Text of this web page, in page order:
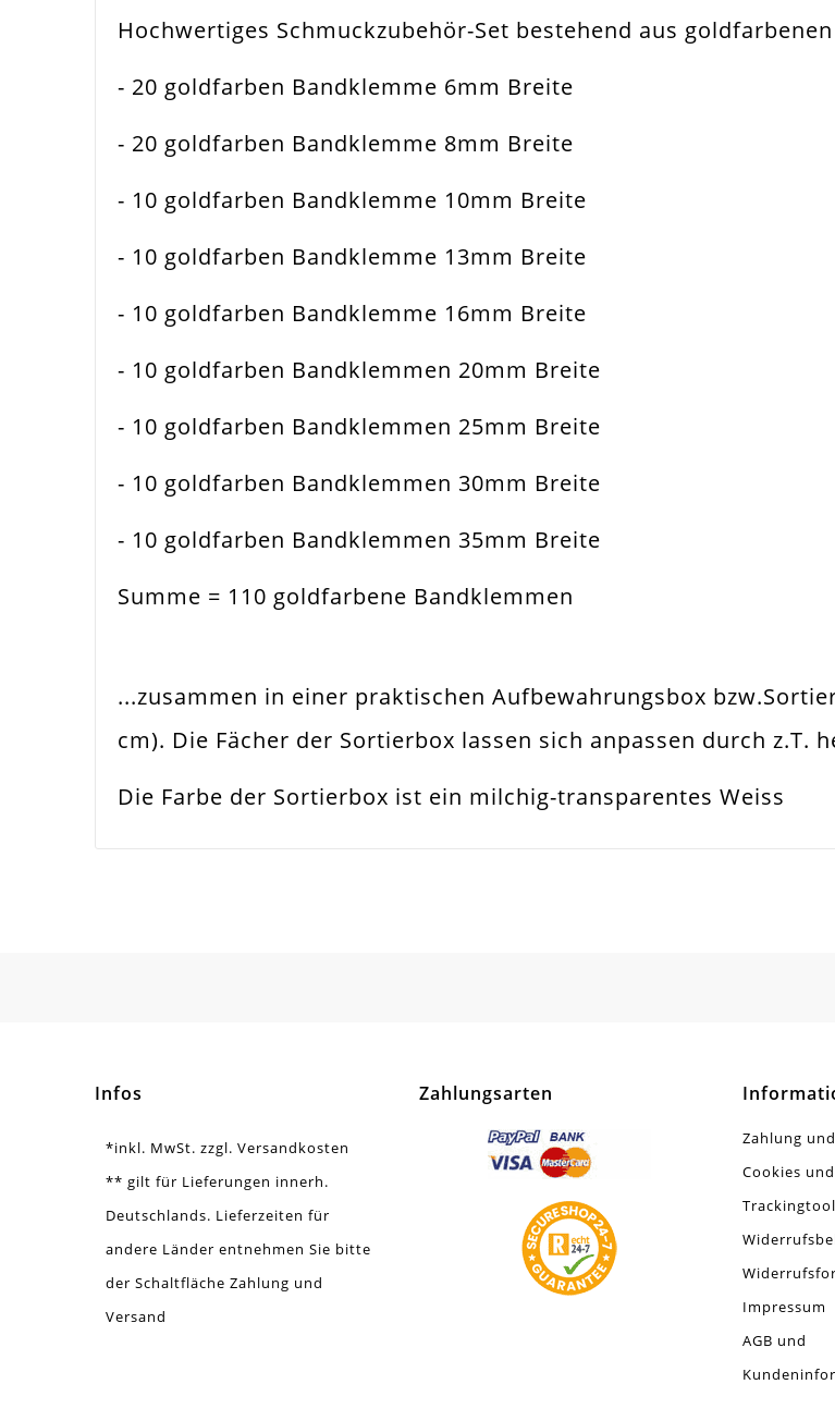
Farbe
Gold
Funktion
Bandklemmen Set
Spezifikation
Bandklemme
Verwendung
Halsband. Armband.
Breite
6-35mm
Material
Metall Legierung
Form / Motiv
Rechteck Bzw. Quader
Menge
110 Stück
Zusatzinfo
Inkl. Sortierbox
Hochwertiges Schmuckzubehör-Set bestehend aus
- 20 goldfarben Bandklemme 6mm Breite
- 20 goldfarben Bandklemme 8mm Breite
- 10 goldfarben Bandklemme 10mm Breite
- 10 goldfarben Bandklemme 13mm Breite
- 10 goldfarben Bandklemme 16mm Breite
- 10 goldfarben Bandklemmen 20mm Breite
- 10 goldfarben Bandklemmen 25mm Breite
- 10 goldfarben Bandklemmen 30mm Breite
- 10 goldfarben Bandklemmen 35mm Breite
Summe = 110 goldfarbene Bandklemmen
...zusammen in einer praktischen Aufbewahrungsbox
cm). Die Fächer der Sortierbox lassen sich anpassen durch z.T.
Die Farbe der Sortierbox ist ein milchig-transparentes Weiss
Infos
*inkl. MwSt. zzgl. Versandkosten
** gilt für Lieferungen innerh.
Deutschlands. Lieferzeiten für
andere Länder entnehmen Sie bitte
der Schaltfläche Zahlung und
Versand
Zahlungsarten
Zahlung
Cookies
Impressum
AGB und